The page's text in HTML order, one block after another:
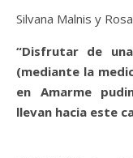
Silvana Malnis y
“Disfrutar de
(mediante la
en Amarme
llevan hacia este